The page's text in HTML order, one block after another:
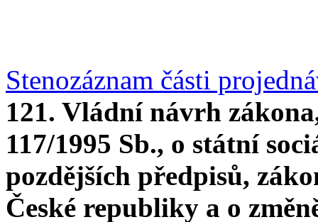
Stenozáznam části
121. Vládní návrh
117/1995 Sb., o státní
pozdějších předpisů,
České republiky a o